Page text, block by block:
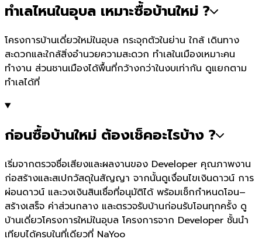
ทำเลไหนในอุบล เหมาะซื้อบ้านใหม่ ?
โครงการบ้านเดี่ยวใหม่ในอุบล กระจุกตัวในย่าน ใกล้ เดินทาง
สะดวกและใกล้สิ่งอำนวยความสะดวก ทำเลในเมืองเหมาะคน
ทำงาน ส่วนชานเมืองได้พื้นที่กว้างกว่าในงบเท่ากัน ดูแยกตาม
ทำเลได้ที่
ก่อนซื้อบ้านใหม่ ต้องเช็คอะไรบ้าง ?
เริ่มจากตรวจชื่อเสียงและผลงานของ Developer คุณภาพงาน
ก่อสร้างและสเปกวัสดุในสัญญา จากนั้นดูเงื่อนไขเงินดาวน์ การ
ผ่อนดาวน์ และวงเงินสินเชื่อที่อนุมัติได้ พร้อมเช็กกำหนดโอน–
สร้างเสร็จ ค่าส่วนกลาง และตรวจรับบ้านก่อนรับโอนทุกครั้ง ดู
บ้านเดี่ยวโครงการใหม่ในอุบล โครงการจาก Developer ชั้นนำ
เทียบได้ครบในที่เดียวที่ NaYoo